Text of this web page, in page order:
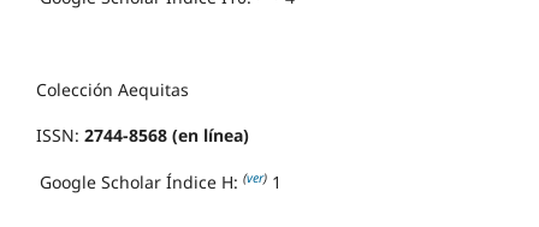
Colección Aequitas
ISSN: 2744-8568 (en línea)
Google Scholar Índice H: (ver) 1